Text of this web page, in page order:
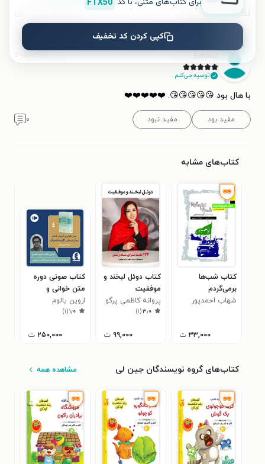
نظرات کاربران
Behnaz
توصیه می‌کنم.
۱۴۰۵/۰۲/۰۷
با هال بود 😘😘😘😘😘. ❤️❤️❤️❤️❤️
مفید بود مفید نبود ۰
کتاب‌های مشابه
کتاب شب‌ها
برمی‌گردم
شهاب احمدپور
۳۳,۰۰۰ ت
کتاب دوئل لبخند و
موفقیت
پروانه کاظمی‌ پرگو
۳٫۰(۱)
۹۹,۰۰۰ ت
کتاب صوتی دوره
متن خوانی و
آموزش کتاب روان
درمانی
چهارم: زندگی، مرگ
اروین یالوم
۱٫۰(۱)
۲۵۰,۰۰۰ ت
کتاب‌های گروه نویسندگان جین لی مشاهده همه
کپی کردن کد تخفیف